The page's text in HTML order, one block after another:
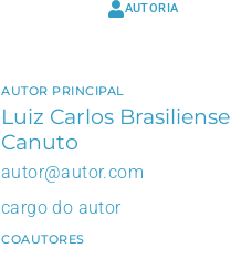
AUTORIA
AUTOR PRINCIPAL
Luiz Carlos Brasiliense
Canuto
autor@autor.com
cargo do autor
COAUTORES